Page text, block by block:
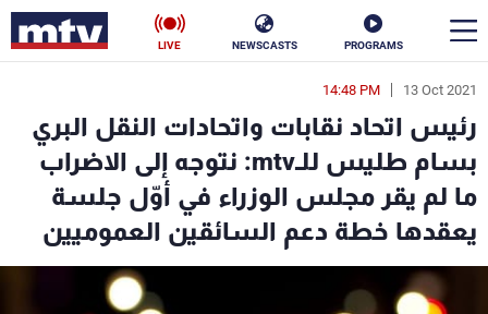
PROGRAMS
NEWSCASTS
LIVE
13 Oct 2021
14:48 PM
رئيس اتحاد نقابات واتحادات النقل البري
بسام طليس للـmtv: نتوجه إلى الاضراب
ما لم يقر مجلس الوزراء في أوّل جلسة
يعقدها خطة دعم السائقين العموميين
en
الأخبار
سياسة ناس
إقتصاد
منوعات